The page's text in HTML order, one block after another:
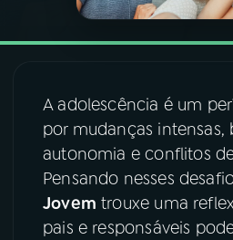
07ÚLTIMAS
FESTIVAL DE MÚSICA
ACOMPANHE A RÁDIO NACIONAL
A adolescência é um
por mudanças intensas,
autonomia e conflitos
Pensando nesses
Jovem trouxe uma
pais e responsáveis